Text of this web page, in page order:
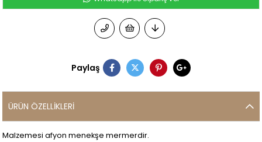
Paylaş
ÜRÜN ÖZELLIKLERI
Malzemesi afyon menekşe mermerdir.